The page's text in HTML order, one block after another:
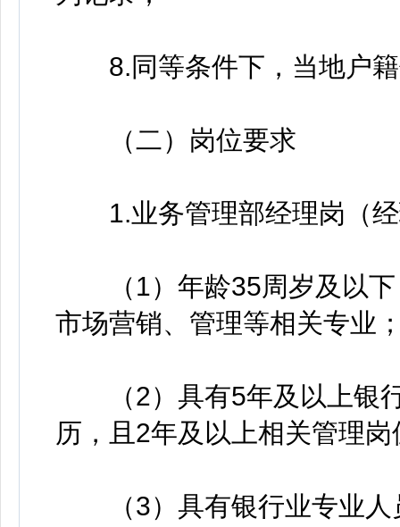
8.同等条件下，当地户籍
（二）岗位要求
1.业务管理部经理岗（经
（1）年龄35周岁及以下
市场营销、管理等相关专业
（2）具有5年及以上银行
历，且2年及以上相关管理
（3）具有银行业专业人